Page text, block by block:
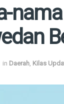
in Daerah Kilas